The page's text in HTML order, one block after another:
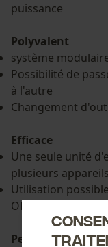
puissance
Polyvalent
système
Possibilité de
à l'autre
Changement
Efficace
Une seule unité
plusieurs
Utilisation
OREGON® 36V
Peu encombrant